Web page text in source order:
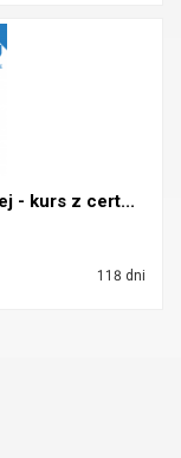
- kurs z cert...
118 dni